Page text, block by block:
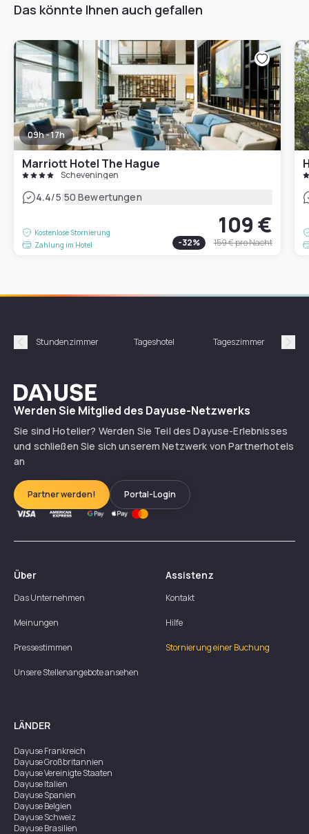
Das könnte Ihnen auch gefallen
09h - 17h
Marriott Hotel The Hague
Scheveningen
4.4/5|50 Bewertungen
Kostenlose Stornierung
Zahlung im Hotel
109 €
-32% 159 €pro Nacht
Précédent
Stundenzimmer Tageshotel Tageszimmer
Dayuse
Werden Sie Mitglied des Dayuse-Netzwerks
Sie sind Hotelier? Werden Sie Teil des Dayuse-Erlebnisses
und schließen Sie sich unserem Netzwerk von Partnerhotels
an
Partner werden! Portal-Login
Über
Das Unternehmen
Meinungen
Pressestimmen
Unsere Stellenangebote ansehen
Assistenz
Kontakt
Hilfe
Stornierung einer Buchung
LÄNDER
DayuseFrankreich
DayuseGroßbritannien
DayuseVereinigte Staaten
DayuseItalien
DayuseSpanien
DayuseBelgien
DayuseSchweiz
DayuseBrasilien